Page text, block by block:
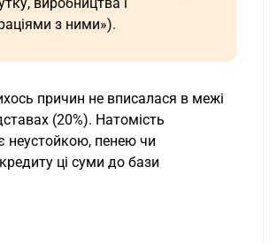
з ними»).
причин не вписалася в межі
(20%). Натомість
неустойкою, пенею чи
ці суми до бази